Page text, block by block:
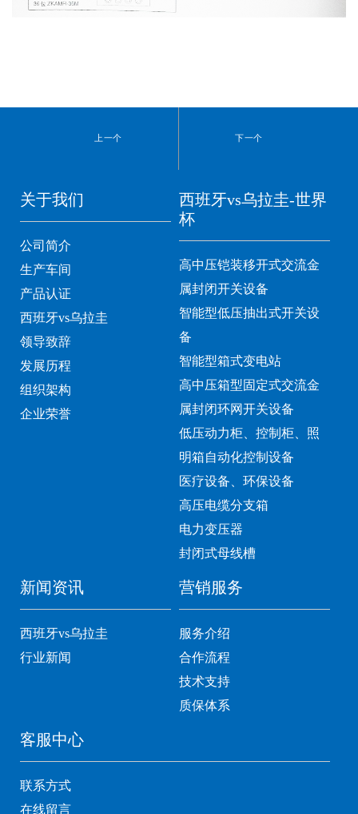
上一个 下一个
关于我们
公司简介
生产车间
产品认证
西班牙vs乌拉圭
领导致辞
发展历程
组织架构
企业荣誉
西班牙vs乌拉圭-世界
杯
高中压铠装移开式交流金
属封闭开关设备
智能型低压抽出式开关设
备
智能型箱式变电站
高中压箱型固定式交流金
属封闭环网开关设备
低压动力柜、控制柜、照
明箱自动化控制设备
医疗设备、环保设备
高压电缆分支箱
电力变压器
封闭式母线槽
新闻资讯
西班牙vs乌拉圭
行业新闻
营销服务
服务介绍
合作流程
技术支持
质保体系
客服中心
联系方式
在线留言